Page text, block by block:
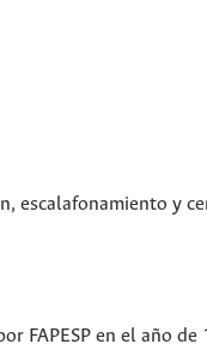
escalafonamiento y
FAPESP en el año de